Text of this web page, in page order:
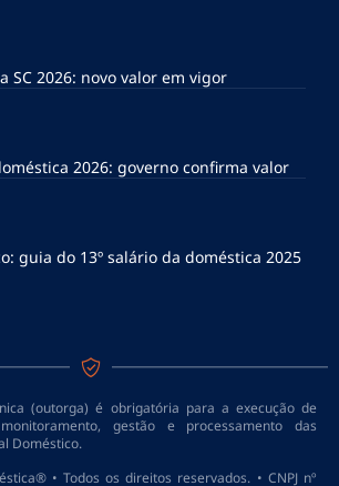
SC 2026: novo valor em vigor
2026: governo confirma valor
guia do 13º salário da doméstica 2025
(outorga) é obrigatória para a execução de
gestão e processamento das
Doméstico.
• Todos os direitos reservados. • CNPJ nº